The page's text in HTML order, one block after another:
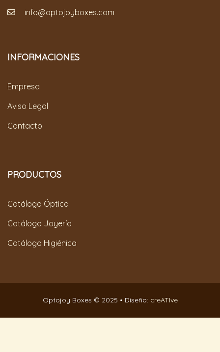
info@optojoyboxes.com
INFORMACIONES
Empresa
Aviso Legal
Contacto
PRODUCTOS
Catálogo Óptica
Catálogo Joyería
Catálogo Higiénica
Optojoy Boxes © 2025 • Diseño: creATIve